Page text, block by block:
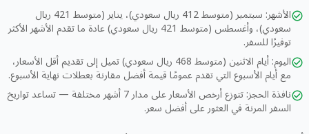
الأشهر: سبتمبر (متوسط 412 ريال سعودي)، يناير (متوسط 421 ريال
سعودي)، وأغسطس (متوسط 421 ريال سعودي) عادة ما تقدم الأشهر الأكثر
توفيرًا للسفر.
اليوم: أيام الاثنين (متوسط 468 ريال سعودي) تميل إلى تقديم أقل الأسعار،
مع أيام الأسبوع التي تقدم عمومًا قيمة أفضل مقارنة بعطلات نهاية الأسبوع.
نافذة الحجز: تتوزع أرخص الأسعار على مدار 7 أشهر مختلفة — تساعد تواريخ
السفر المرنة في العثور على أفضل سعر.